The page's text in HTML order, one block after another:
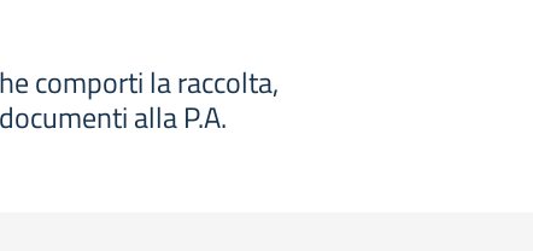
comporti la raccolta,
alla P.A.